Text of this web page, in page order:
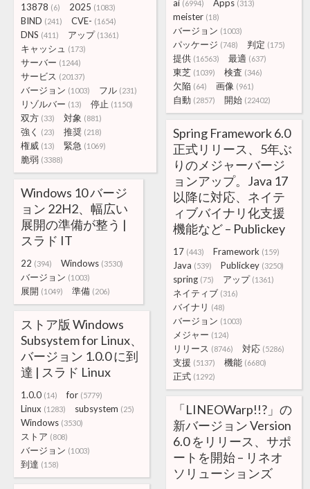
13878 (6) 2025 (1083)
BIND (241) CVE- (1654)
DNS (411) アップ (1361)
キャッシュ (173)
サーバー (1244)
サービス (20137)
バージョン (1003) フル (231)
リゾルバー (13) 停止 (1150)
双方 (33) 対象 (881)
強く (23) 推奨 (218)
権威 (13) 緊急 (1069)
脆弱 (3388)
ai (6994) Apps (313)
meister (18)
バージョン (1003)
パッケージ (748) 判定 (175)
提供 (16563) 最適 (637)
東芝 (1039) 検査 (346)
欠陥 (64) 画像 (961)
自動 (2857) 開始 (22402)
Spring Framework 6.0
正式リリース、5年ぶ
りのメジャーバージ
ョンアップ。Java 17
以降に対応、ネイテ
ィブバイナリ化支援
機能など – Publickey
17 (443) Framework (159)
Java (539) Publickey (3250)
spring (75) アップ (1361)
ネイティブ (316)
バイナリ (48)
バージョン (1003)
メジャー (124)
リリース (8746) 対応 (5286)
支援 (5137) 機能 (6680)
正式 (1292)
Windows 10 バージ
ョン 22H2、幅広い
展開の準備が整う |
スラド IT
22 (394) Windows (3530)
バージョン (1003)
展開 (1049) 準備 (206)
ストア版 Windows
Subsystem for Linux、
バージョン 1.0.0 に到
達 | スラド Linux
1.0.0 (14) for (5779)
Linux (1283) subsystem (25)
Windows (3530)
ストア (808)
バージョン (1003)
到達 (158)
「LINEOWarp!!?」の
新バージョン Version
6.0 をリリース、サポ
ートを開始 – リネオ
ソリューションズ